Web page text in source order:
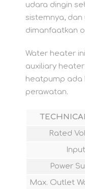
udara dingin
sistemnya,
dimanfaatkan
Water heater
auxiliary
heatpump ada
perawatan.
Rated
Input
Power
Max. Outlet